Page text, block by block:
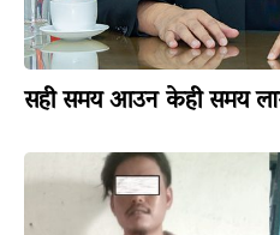
सही समय आउन केही समय